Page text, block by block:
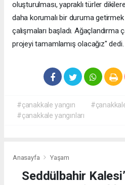
oluşturulması, yapraklı türler
daha korumalı bir duruma
çalışmaları başladı. Ağaçlandırma
projeyi tamamlamış olacağız" dedi.
#çanakkale yangın
#çanakkale yangınları
Anasayfa Yaşam
Seddülbahir